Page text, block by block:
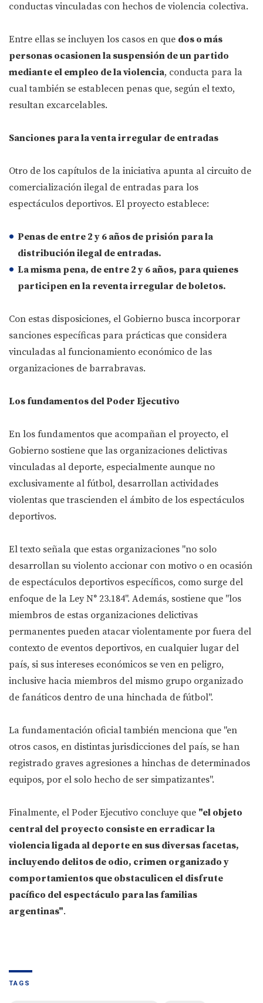
conductas vinculadas con hechos de violencia colectiva.
Entre ellas se incluyen los casos en que dos o más
personas ocasionen la suspensión de un partido
mediante el empleo de la violencia, conducta para la
cual también se establecen penas que, según el texto,
resultan excarcelables.
Sanciones para la venta irregular de entradas
Otro de los capítulos de la iniciativa apunta al circuito de
comercialización ilegal de entradas para los
espectáculos deportivos. El proyecto establece:
Penas de entre 2 y 6 años de prisión para la
distribución ilegal de entradas.
La misma pena, de entre 2 y 6 años, para quienes
participen en la reventa irregular de boletos.
Con estas disposiciones, el Gobierno busca incorporar
sanciones específicas para prácticas que considera
vinculadas al funcionamiento económico de las
organizaciones de barrabravas.
Los fundamentos del Poder Ejecutivo
En los fundamentos que acompañan el proyecto, el
Gobierno sostiene que las organizaciones delictivas
vinculadas al deporte, especialmente aunque no
exclusivamente al fútbol, desarrollan actividades
violentas que trascienden el ámbito de los espectáculos
deportivos.
El texto señala que estas organizaciones "no solo
desarrollan su violento accionar con motivo o en ocasión
de espectáculos deportivos específicos, como surge del
enfoque de la Ley N° 23.184". Además, sostiene que "los
miembros de estas organizaciones delictivas
permanentes pueden atacar violentamente por fuera del
contexto de eventos deportivos, en cualquier lugar del
país, si sus intereses económicos se ven en peligro,
inclusive hacia miembros del mismo grupo organizado
de fanáticos dentro de una hinchada de fútbol".
La fundamentación oficial también menciona que "en
otros casos, en distintas jurisdicciones del país, se han
registrado graves agresiones a hinchas de determinados
equipos, por el solo hecho de ser simpatizantes".
Finalmente, el Poder Ejecutivo concluye que "el objeto
central del proyecto consiste en erradicar la
violencia ligada al deporte en sus diversas facetas,
incluyendo delitos de odio, crimen organizado y
comportamientos que obstaculicen el disfrute
pacífico del espectáculo para las familias
argentinas".
TAGS